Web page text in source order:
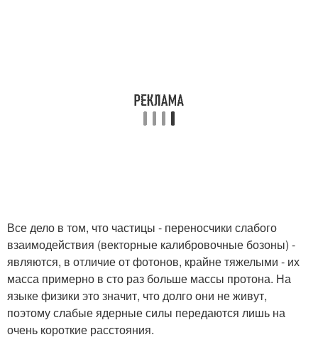
Все дело в том, что частицы - переносчики слабого
взаимодействия (векторные калибровочные бозоны) -
являются, в отличие от фотонов, крайне тяжелыми - их
масса примерно в сто раз больше массы протона. На
языке физики это значит, что долго они не живут,
поэтому слабые ядерные силы передаются лишь на
очень короткие расстояния.